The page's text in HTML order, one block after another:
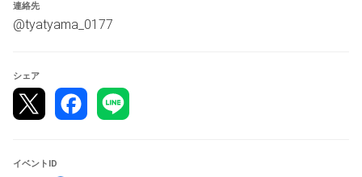
・試合時間
・時間切れに関して
※予選
連絡先
@tyatyama_0177
シェア
イベントID